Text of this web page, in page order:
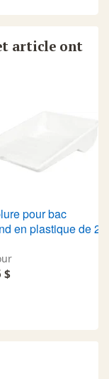
article ont
pour bac
en plastique de 2
$